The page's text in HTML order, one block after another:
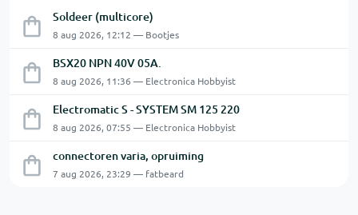
Soldeer (multicore)
8 aug 2026, 12:12 — Bootjes
BSX20 NPN 40V 05A.
8 aug 2026, 11:36 — Electronica Hobbyist
Electromatic S - SYSTEM SM 125 220
8 aug 2026, 07:55 — Electronica Hobbyist
connectoren varia, opruiming
7 aug 2026, 23:29 — fatbeard